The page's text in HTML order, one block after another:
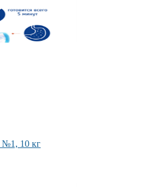
№1, 10 кг